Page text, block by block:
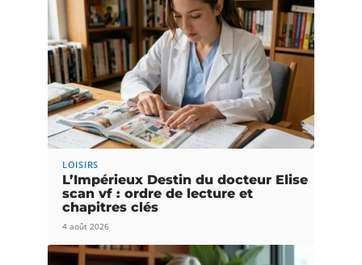
LOISIRS
L’Impérieux Destin du docteur Elise
scan vf : ordre de lecture et
chapitres clés
4 août 2026